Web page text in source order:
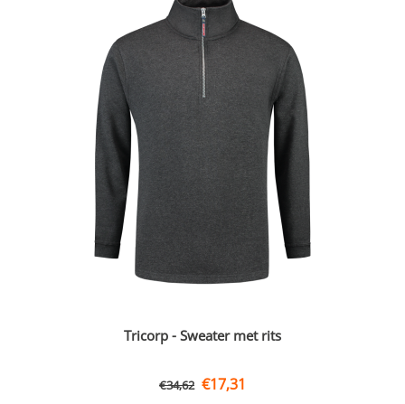
Tricorp - Sweater met rits
€34,62 €17,31